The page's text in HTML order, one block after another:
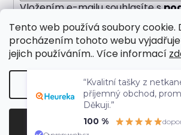
Tento web používá soubory cookie.
procházením tohoto webu
jejich používáním.. Více informací
Nastavení
Odmítnout
Vložením e-mailu souhlasíte s
ochrany osobních údajů
PŘIHLÁSIT SE
Vytvořil Shoptet
Copyright 2026Eleny. Všechna
“Kvalitní tašky z
příjemný obchod,
Děkuji.”
100 %